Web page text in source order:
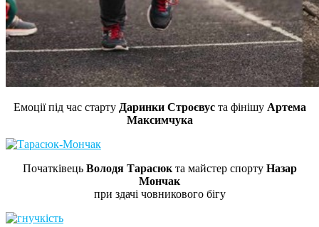
Емоції під час старту Даринки Строєвуста фінішу Артема
Максимчука
Початківець Володя Тарасюкта майстер спорту Назар
Мончак
при здачі човникового бігу